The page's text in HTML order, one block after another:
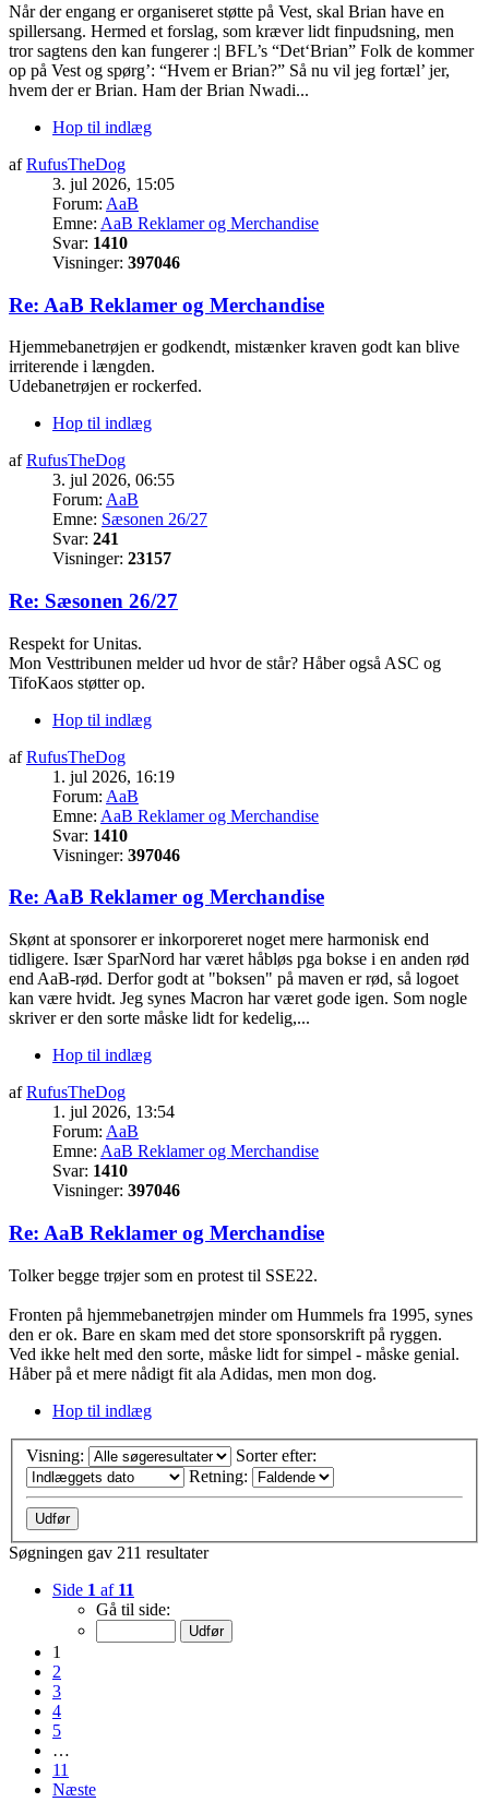
Når der engang er organiseret støtte på Vest, skal Brian have en
spillersang. Hermed et forslag, som kræver lidt finpudsning, men
tror sagtens den kan fungerer :| BFL’s “Det‘Brian” Folk de kommer
op på Vest og spørg’: “Hvem er Brian?” Så nu vil jeg fortæl’ jer,
hvem der er Brian. Ham der Brian Nwadi...
Hop til indlæg
afRufusTheDog
3. jul 2026, 15:05
Forum: AaB
Emne: AaB Reklamer og Merchandise
Svar: 1410
Visninger: 397046
Re: AaB Reklamer og Merchandise
Hjemmebanetrøjen er godkendt, mistænker kraven godt kan blive
irriterende i længden.
Udebanetrøjen er rockerfed.
Hop til indlæg
afRufusTheDog
3. jul 2026, 06:55
Forum: AaB
Emne: Sæsonen 26/27
Svar: 241
Visninger: 23157
Re: Sæsonen 26/27
Respekt for Unitas.
Mon Vesttribunen melder ud hvor de står? Håber også ASC og
TifoKaos støtter op.
Hop til indlæg
afRufusTheDog
1. jul 2026, 16:19
Forum: AaB
Emne: AaB Reklamer og Merchandise
Svar: 1410
Visninger: 397046
Re: AaB Reklamer og Merchandise
Skønt at sponsorer er inkorporeret noget mere harmonisk end
tidligere. Især SparNord har været håbløs pga bokse i en anden rød
end AaB-rød. Derfor godt at "boksen" på maven er rød, så logoet
kan være hvidt. Jeg synes Macron har været gode igen. Som nogle
skriver er den sorte måske lidt for kedelig,...
Hop til indlæg
afRufusTheDog
1. jul 2026, 13:54
Forum: AaB
Emne: AaB Reklamer og Merchandise
Svar: 1410
Visninger: 397046
Re: AaB Reklamer og Merchandise
Tolker begge trøjer som en protest til SSE22.
Fronten på hjemmebanetrøjen minder om Hummels fra 1995, synes
den er ok. Bare en skam med det store sponsorskrift på ryggen.
Ved ikke helt med den sorte, måske lidt for simpel - måske genial.
Håber på et mere nådigt fit ala Adidas, men mon dog.
Hop til indlæg
Visning:
Sorter efter:
Retning:
Søgningen gav 211 resultater
Side 1 af 11
Gå til side:
1
2
3
4
5
…
11
Næste